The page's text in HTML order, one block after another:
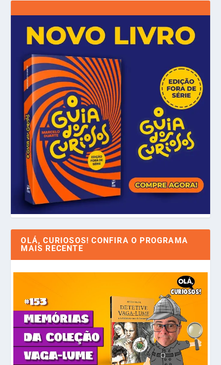
OLÁ, CURIOSOS! CONFIRA O PROGRAMA
MAIS RECENTE